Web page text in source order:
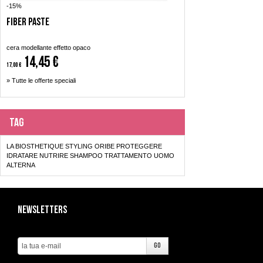
-15%
Fiber Paste
cera modellante effetto opaco
17,00 € 14,45 €
» Tutte le offerte speciali
Tag
LA BIOSTHETIQUE STYLING ORIBE PROTEGGERE
IDRATARE NUTRIRE SHAMPOO TRATTAMENTO UOMO
ALTERNA
Newsletters